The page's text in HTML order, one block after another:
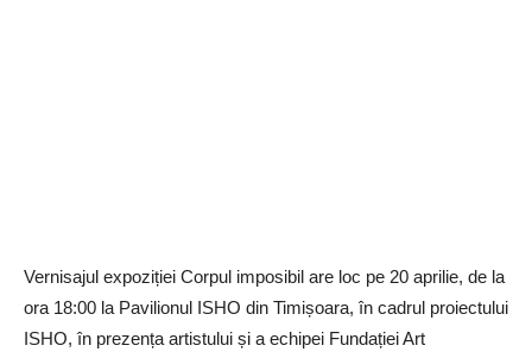
Vernisajul expoziției Corpul imposibil are loc pe 20 aprilie, de la
ora 18:00 la Pavilionul ISHO din Timișoara, în cadrul proiectului
ISHO, în prezența artistului și a echipei Fundației Art